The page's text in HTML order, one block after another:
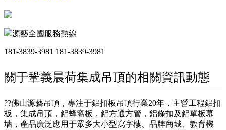
源藝全國服務熱線
181-3839-3981 181-3839-3981
關于鞏義晨荷集成吊頂的相關資訊動態
??佛山源藝吊頂，專注于鋁扣板吊頂行業20年，主營工程鋁扣
板，集成吊頂，鋁蜂窩板，鋁方通方管，鋁條扣及鋁單板幕
墻，產品廣泛應用于眾多大小型寫字樓、品牌商城、教育機